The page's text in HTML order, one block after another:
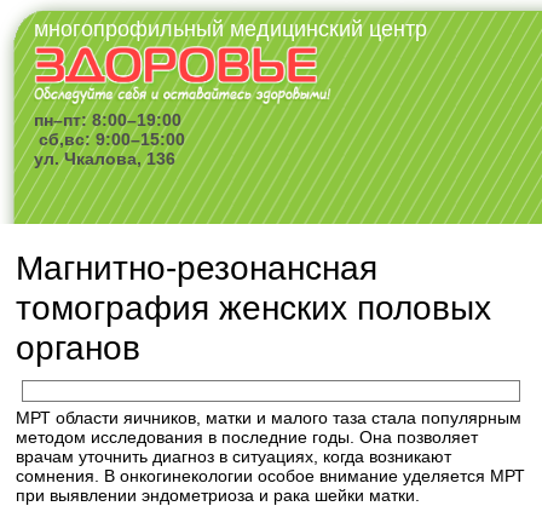
многопрофильный медицинский центр
пн–пт: 8:00–19:00
сб,вс: 9:00–15:00
ул. Чкалова, 136
Магнитно-резонансная
томография женских половых
органов
МРТ области яичников, матки и малого таза стала популярным
методом исследования в последние годы. Она позволяет
врачам уточнить диагноз в ситуациях, когда возникают
сомнения. В онкогинекологии особое внимание уделяется МРТ
при выявлении эндометриоза и рака шейки матки.